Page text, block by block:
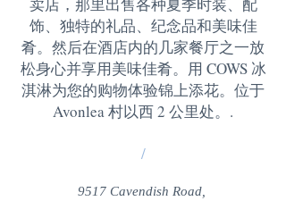
饰、独特的礼品、纪念品和美味佳
肴。然后在酒店内的几家餐厅之一放
松身心并享用美味佳肴。用 COWS 冰
淇淋为您的购物体验锦上添花。位于
Avonlea 村以西 2 公里处。 .
/
9517 Cavendish Road,